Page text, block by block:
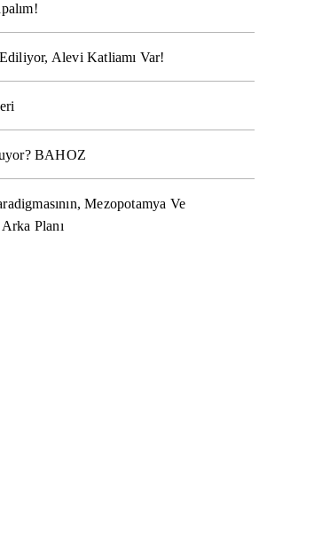
Alevi Katliamı Var!
BAHOZ
Mezopotamya Ve
Planı